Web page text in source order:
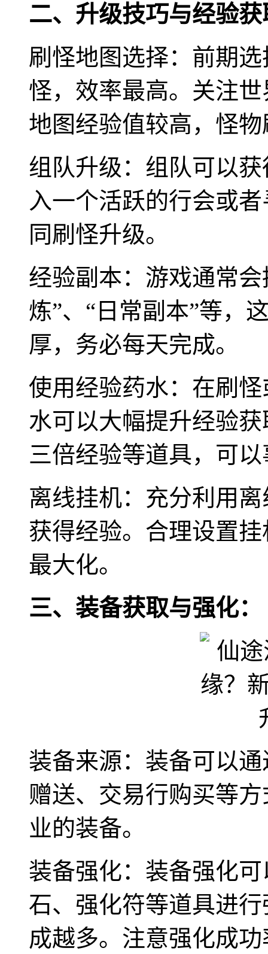
二、升级技巧与经验获
刷怪地图选择：前期
怪，效率最高。关注
地图经验值较高，怪
组队升级：组队可以
入一个活跃的行会或
同刷怪升级。
经验副本：游戏通常
炼”、“日常副本”等，
厚，务必每天完成。
使用经验药水：在刷
水可以大幅提升经验
三倍经验等道具，可
离线挂机：充分利用
获得经验。合理设置
最大化。
三、装备获取与强化：
装备来源：装备可以
赠送、交易行购买等
业的装备。
装备强化：装备强化
石、强化符等道具进
成越多。注意强化成